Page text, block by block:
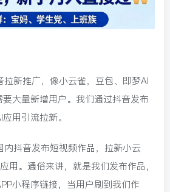
新推广，像小云雀，豆包、即梦AI
大量新增用户。我们通过抖音发布
用引流拉新。
内抖音发布短视频作品，拉新小云
用。通俗来讲，就是我们发布作品，
小程序链接，当用户刷到我们作